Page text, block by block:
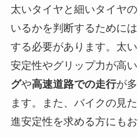
太いタイヤと細いタイヤ
いるかを判断するためには
する必要があります。太
安定性やグリップ力が高い
グや高速道路での走行が
ます。また、バイクの見
進安定性を求める方にもお